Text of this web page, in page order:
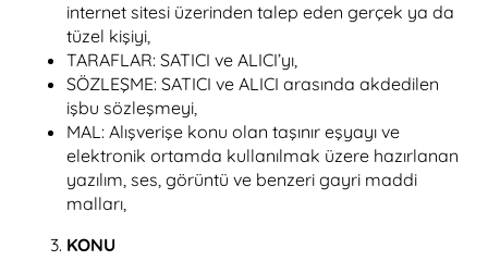
internet sitesi üzerinden talep eden gerçek ya da
tüzel kişiyi,
TARAFLAR: SATICI ve ALICI’yı,
SÖZLEŞME: SATICI ve ALICI arasında akdedilen
işbu sözleşmeyi,
MAL: Alışverişe konu olan taşınır eşyayı ve
elektronik ortamda kullanılmak üzere hazırlanan
yazılım, ses, görüntü ve benzeri gayri maddi
malları,
KONU